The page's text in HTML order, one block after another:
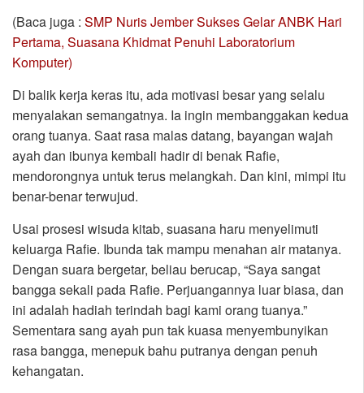
(Baca juga : SMP Nuris Jember Sukses Gelar ANBK Hari
Pertama, Suasana Khidmat Penuhi Laboratorium
Komputer)
Di balik kerja keras itu, ada motivasi besar yang selalu
menyalakan semangatnya. Ia ingin membanggakan kedua
orang tuanya. Saat rasa malas datang, bayangan wajah
ayah dan ibunya kembali hadir di benak Rafie,
mendorongnya untuk terus melangkah. Dan kini, mimpi itu
benar-benar terwujud.
Usai prosesi wisuda kitab, suasana haru menyelimuti
keluarga Rafie. Ibunda tak mampu menahan air matanya.
Dengan suara bergetar, beliau berucap, “Saya sangat
bangga sekali pada Rafie. Perjuangannya luar biasa, dan
ini adalah hadiah terindah bagi kami orang tuanya.”
Sementara sang ayah pun tak kuasa menyembunyikan
rasa bangga, menepuk bahu putranya dengan penuh
kehangatan.